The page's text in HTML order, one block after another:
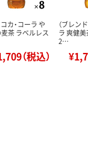
コカ・コーラ や
茶 ラベルレス
（税込）
（ブレン
ラ 爽健
2…